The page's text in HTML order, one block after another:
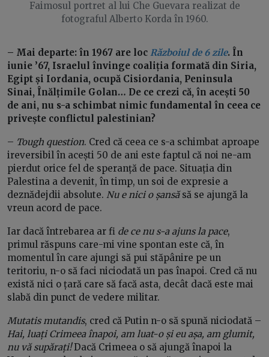
Faimosul portret al lui Che Guevara realizat de
fotograful Alberto Korda în 1960.
– Mai departe: în 1967 are loc Războiul de 6 zile. În
iunie ’67, Israelul învinge coaliția formată din Siria,
Egipt și Iordania, ocupă Cisiordania, Peninsula
Sinai, Înălțimile Golan… De ce crezi că, în acești 50
de ani, nu s-a schimbat nimic fundamental în ceea ce
privește conflictul palestinian?
– Tough question. Cred că ceea ce s-a schimbat aproape
ireversibil în acești 50 de ani este faptul că noi ne-am
pierdut orice fel de speranță de pace. Situația din
Palestina a devenit, în timp, un soi de expresie a
deznădejdii absolute. Nu e nici o șansăsă se ajungă la
vreun acord de pace.
Iar dacă întrebarea ar fi de ce nu s-a ajuns la pace,
primul răspuns care-mi vine spontan este că, în
momentul în care ajungi să pui stăpânire pe un
teritoriu, n-o să faci niciodată un pas înapoi. Cred că nu
există nici o țară care să facă asta, decât dacă este mai
slabă din punct de vedere militar.
Mutatis mutandis, cred că Putin n-o să spună niciodată –
Hai, luați Crimeea înapoi, am luat-o și eu așa, am glumit,
nu vă supărați!Dacă Crimeea o să ajungă înapoi la